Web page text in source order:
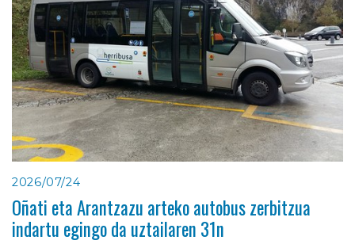
2026/07/24
Oñati eta Arantzazu arteko autobus zerbitzua
indartu egingo da uztailaren 31n